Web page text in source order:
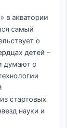
в акватории
самый
о
детей –
думают о
стартовых
науки и